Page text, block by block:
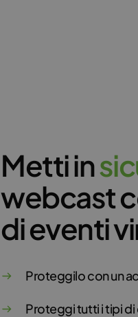
Metti insic
webcast
di eventi
Proteggilo con un
Proteggi tutti i tipi di